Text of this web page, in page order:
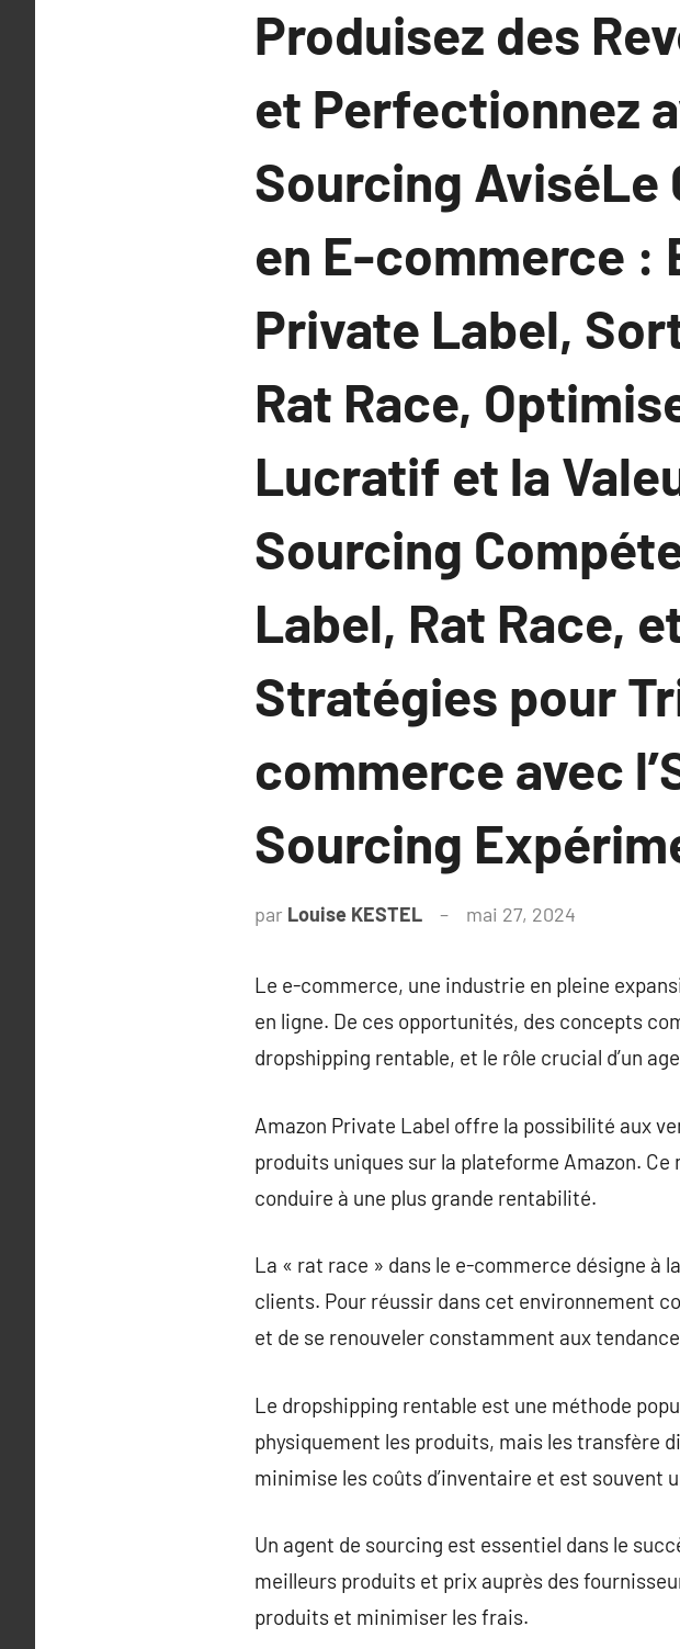
Produisez des
et Perfectionnez
Sourcing AviséLe
en E-commerce :
Private Label,
Rat Race,
Lucratif et la
Sourcing
Label, Rat Race,
Stratégies pour
commerce avec
Sourcing
par Louise KESTEL mai 27, 2024
Le e-commerce, une industrie en pleine
en ligne. De ces opportunités, des concepts
dropshipping rentable, et le rôle crucial d’un
Amazon Private Label offre la possibilité aux
produits uniques sur la plateforme Amazon.
conduire à une plus grande rentabilité.
La « rat race » dans le e-commerce désigne à
clients. Pour réussir dans cet environnement
et de se renouveler constamment aux
Le dropshipping rentable est une méthode
physiquement les produits, mais les transfère
minimise les coûts d’inventaire et est souvent
Un agent de sourcing est essentiel dans le
meilleurs produits et prix auprès des
produits et minimiser les frais.